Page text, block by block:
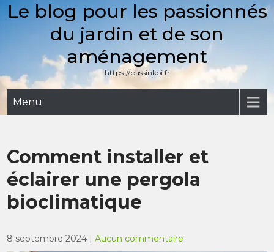
SkipLe blog pour les passionnés
du jardin et de son
aménagement
https://bassinkoi.fr
Menu
Comment installer et
éclairer une pergola
bioclimatique
8 septembre 2024 |Aucun commentaire